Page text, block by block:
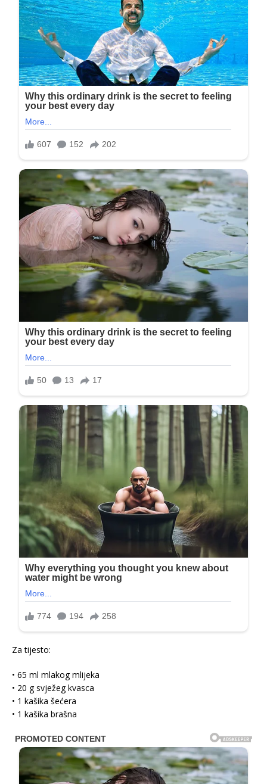
Za tijesto:
• 65 ml mlakog mlijeka
• 20 g svježeg kvasca
• 1 kašika šećera
• 1 kašika brašna